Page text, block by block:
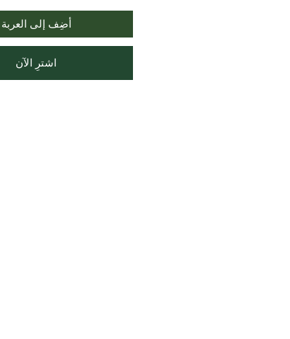
أضِف إلى العربة
اشترِ الآن